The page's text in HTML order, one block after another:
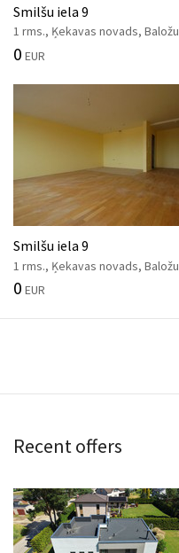
Smilšu iela 9
1 rms., Ķekavas novads,
0 EUR
Smilšu iela 9
1 rms., Ķekavas novads,
0 EUR
Recent offers